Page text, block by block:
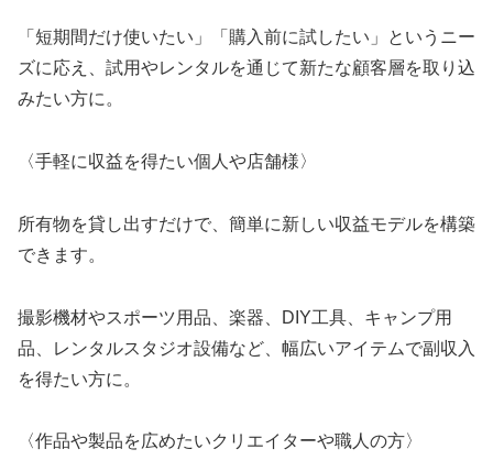
「短期間だけ使いたい」「購入前に試したい」というニー
ズに応え、試用やレンタルを通じて新たな顧客層を取り込
みたい方に。
〈手軽に収益を得たい個人や店舗様〉
所有物を貸し出すだけで、簡単に新しい収益モデルを構築
できます。
撮影機材やスポーツ用品、楽器、DIY工具、キャンプ用
品、レンタルスタジオ設備など、幅広いアイテムで副収入
を得たい方に。
〈作品や製品を広めたいクリエイターや職人の方〉